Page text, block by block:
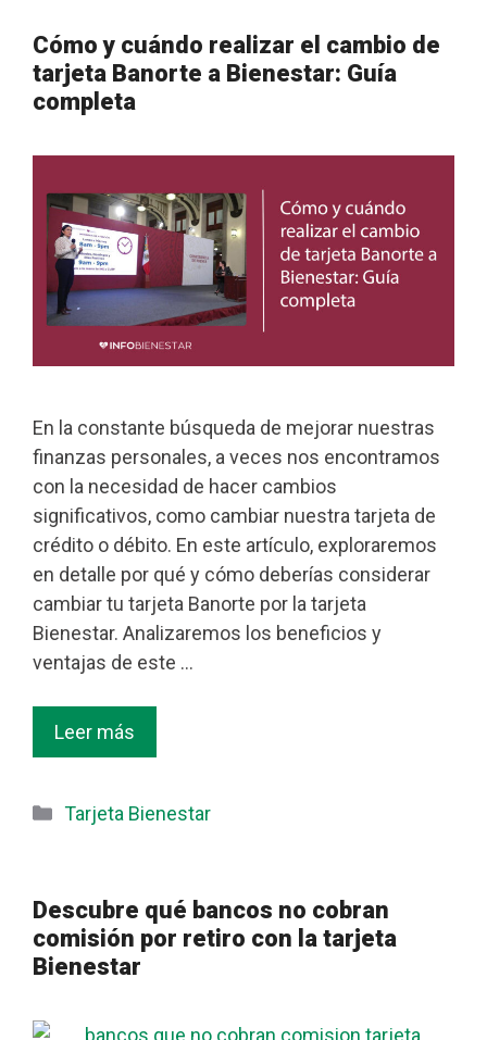
Cómo y cuándo realizar el cambio de
tarjeta Banorte a Bienestar: Guía
completa
En la constante búsqueda de mejorar nuestras
finanzas personales, a veces nos encontramos
con la necesidad de hacer cambios
significativos, como cambiar nuestra tarjeta de
crédito o débito. En este artículo, exploraremos
en detalle por qué y cómo deberías considerar
cambiar tu tarjeta Banorte por la tarjeta
Bienestar. Analizaremos los beneficios y
ventajas de este …
Leer más
Categorías
Tarjeta Bienestar
Descubre qué bancos no cobran
comisión por retiro con la tarjeta
Bienestar